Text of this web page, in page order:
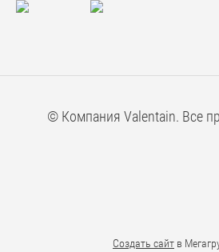
© Компания Valentain. Все
Создать сайт в